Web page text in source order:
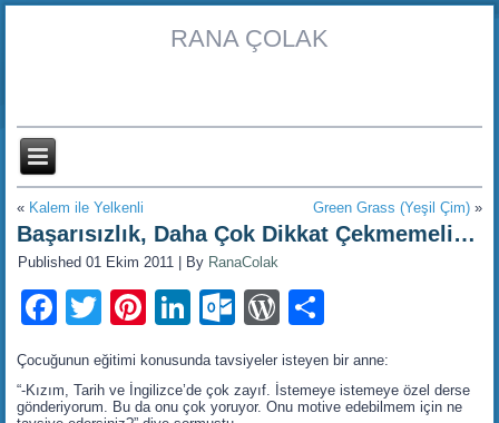
RANA ÇOLAK
« Kalem ile Yelkenli Green Grass (Yeşil Çim)»
Başarısızlık, Daha Çok Dikkat Çekmemeli…
Published 01 Ekim 2011 By RanaColak
Facebook
TwitterPinterest
LinkedIn
Outlook.com
WordPress
Çocuğunun eğitimi konusunda tavsiyeler isteyen bir anne:
“-Kızım, Tarih ve İngilizce’de çok zayıf. İstemeye istemeye özel derse
gönderiyorum. Bu da onu çok yoruyor. Onu motive edebilmem için ne